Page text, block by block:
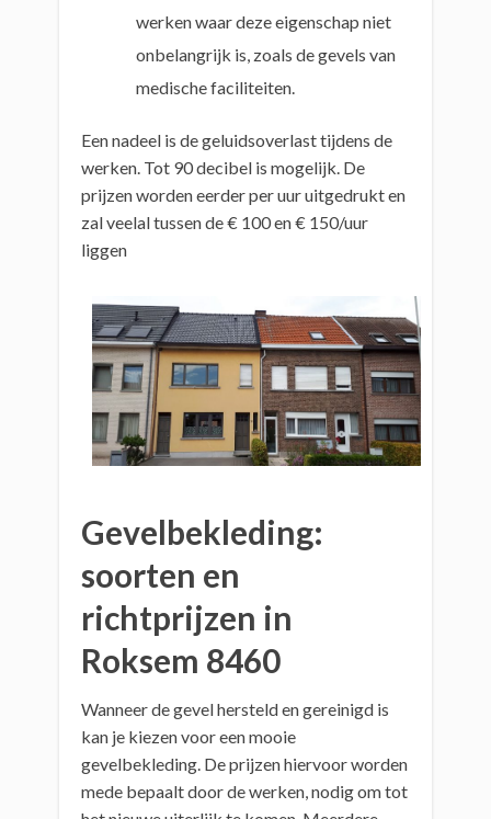
werken waar deze eigenschap niet
onbelangrijk is, zoals de gevels van
medische faciliteiten.
Een nadeel is de geluidsoverlast tijdens de
werken. Tot 90 decibel is mogelijk. De
prijzen worden eerder per uur uitgedrukt en
zal veelal tussen de € 100 en € 150/uur
liggen
Gevelbekleding:
soorten en
richtprijzen in
Roksem 8460
Wanneer de gevel hersteld en gereinigd is
kan je kiezen voor een mooie
gevelbekleding. De prijzen hiervoor worden
mede bepaalt door de werken, nodig om tot